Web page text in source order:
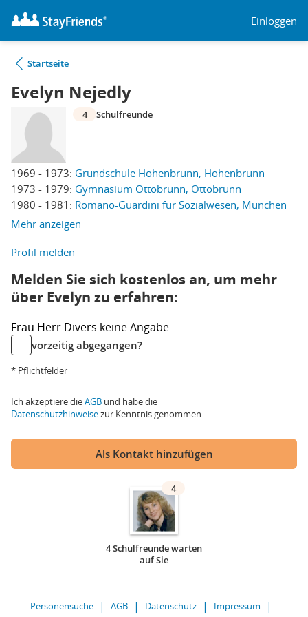
Einloggen
Startseite
Evelyn Nejedly
1969 - 1973: Grundschule Hohenbrunn, Hohenbrunn
1973 - 1979: Gymnasium Ottobrunn, Ottobrunn
1980 - 1981: Romano-Guardini für Sozialwesen, München
Mehr anzeigen
4 Schulfreunde
Profil melden
Melden Sie sich kostenlos an, um mehr
über Evelyn zu erfahren:
Frau Herr Divers keine Angabe
vorzeitig abgegangen?
* Pflichtfelder
Ich akzeptiere dieAGB und habe die
Datenschutzhinweisezur Kenntnis genommen.
Als Kontakt hinzufügen
4
4 Schulfreunde warten
auf Sie
Personensuche AGB Datenschutz
Impressum